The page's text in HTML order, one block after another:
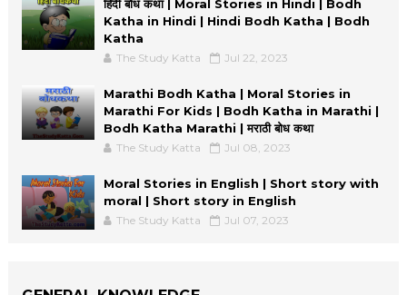
हिंदी बोध कथा | Moral Stories in Hindi | Bodh
Katha in Hindi | Hindi Bodh Katha | Bodh
Katha
The Study Katta Jul 22, 2023
Marathi Bodh Katha | Moral Stories in
Marathi For Kids | Bodh Katha in Marathi |
Bodh Katha Marathi | मराठी बोध कथा
The Study Katta Jul 08, 2023
Moral Stories in English | Short story with
moral | Short story in English
The Study Katta Jul 07, 2023